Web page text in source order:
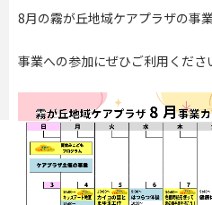
8月の霧が丘地域ケアプラザの事
事業への参加にぜひご利用くださ